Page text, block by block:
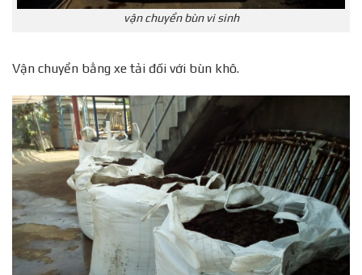
vận chuyển bùn vi sinh
Vận chuyển bằng xe tải đối với bùn khô.